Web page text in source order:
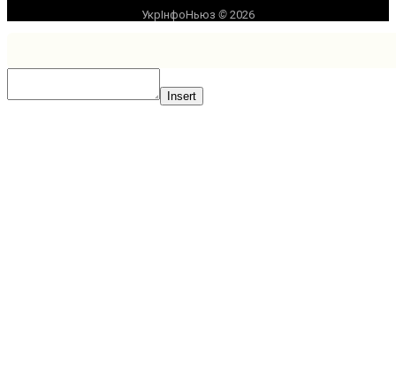
УкрІнфоНьюз © 2026
Insert